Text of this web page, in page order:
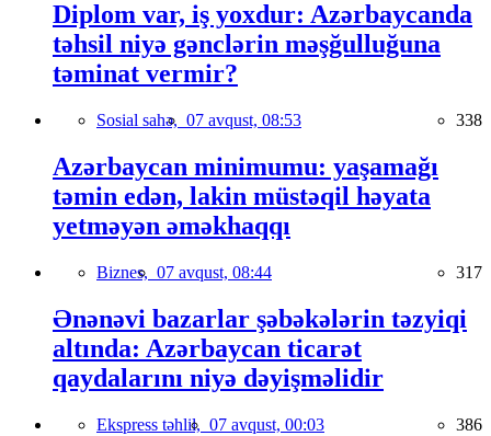
Diplom var, iş yoxdur: Azərbaycanda
təhsil niyə gənclərin məşğulluğuna
təminat vermir?
Sosial sahə, 07 avqust, 08:53 338
Azərbaycan minimumu: yaşamağı
təmin edən, lakin müstəqil həyata
yetməyən əməkhaqqı
Biznes, 07 avqust, 08:44 317
Ənənəvi bazarlar şəbəkələrin təzyiqi
altında: Azərbaycan ticarət
qaydalarını niyə dəyişməlidir
Ekspress təhlil, 07 avqust, 00:03 386